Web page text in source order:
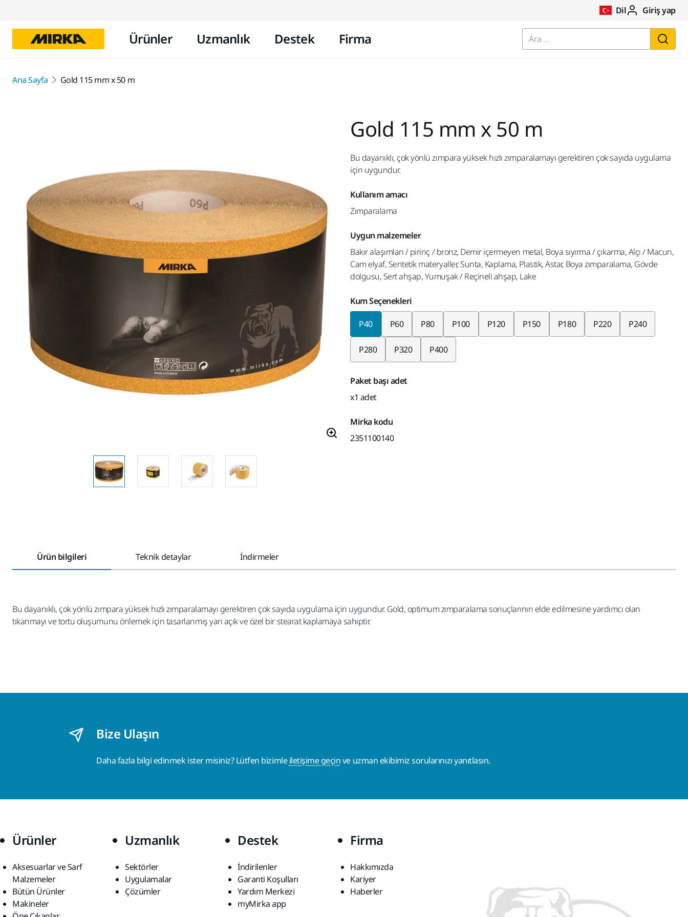
Dil Giriş yap
Ürünler Uzmanlık Destek Firma Ara ...
Ana Sayfa Gold 115 mm x 50 m
Gold 115 mm x 50 m
Bu dayanıklı, çok yönlü zımpara yüksek hızlı zımparalamayı gerektiren çok sayıda uygulama
için uygundur.
Kullanım amacı
Zımparalama
Uygun malzemeler
Bakır alaşımları / pirinç / bronz, Demir içermeyen metal, Boya sıyırma / çıkarma, Alçı / Macun,
Cam elyaf, Sentetik materyaller, Sunta, Kaplama, Plastik, Astar, Boya zımparalama, Gövde
dolgusu, Sert ahşap, Yumuşak / Reçineli ahşap, Lake
Kum Seçenekleri
P40 P60 P80 P100 P120 P150 P180 P220 P240
P280 P320 P400
Paket başı adet
x1 adet
Mirka kodu
2351100140
Ürün bilgileri Teknik detaylar İndirmeler
Bu dayanıklı, çok yönlü zımpara yüksek hızlı zımparalamayı gerektiren çok sayıda uygulama için uygundur. Gold, optimum zımparalama sonuçlarının elde edilmesine yardımcı olan
tıkanmayı ve tortu oluşumunu önlemek için tasarlanmış yarı açık ve özel bir stearat kaplamaya sahiptir.
Bize Ulaşın
Daha fazla bilgi edinmek ister misiniz? Lütfen bizimleiletişime geçinve uzman ekibimiz sorularınızı yanıtlasın.
Ürünler
Aksesuarlar ve Sarf
Malzemeler
Bütün Ürünler
Makineler
Uzmanlık
Sektörler
Uygulamalar
Çözümler
Destek
İndirilenler
Garanti Koşulları
Yardım Merkezi
myMirka app
Firma
Hakkımızda
Kariyer
Haberler